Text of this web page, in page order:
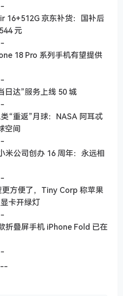
16+512G 京东补货：国补后
元
18 Pro 系列手机有望提供
日达”服务上线 50 城
“重返”月球：NASA 阿耳忒
空间
米公司创办 16 周年：永远相
更方便了，Tiny Corp 称苹果
卡开绿灯
折叠屏手机 iPhone Fold 已在